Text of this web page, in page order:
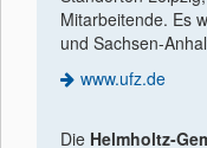
Mitarbeitende. Es
und Sachsen-
www.ufz.de
Die Helmholtz-